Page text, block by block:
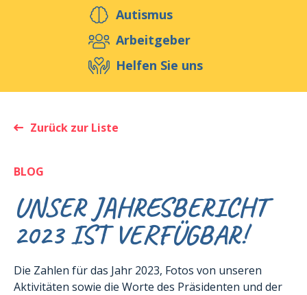
Helfen Sie uns
Veranstaltungen Publikationen
Autismus
Arbeitgeber
Helfen Sie uns
Zurück zur Liste
BLOG
UNSER JAHRESBERICHT
2023 IST VERFÜGBAR!
Die Zahlen für das Jahr 2023, Fotos von unseren
Aktivitäten sowie die Worte des Präsidenten und der